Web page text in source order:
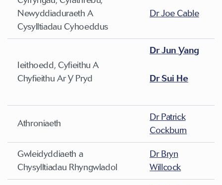
Newyddiaduraeth A
Cysylltiadau Cyhoeddus
Dr Joe Cable
Ieithoedd, Cyfieithu A
Chyfieithu Ar Y Pryd
Dr Jun Yang
Dr Sui He
Athroniaeth
Dr Patrick
Cockburn
Gwleidyddiaeth a
Chysylltiadau Rhyngwladol
Dr Bryn
Willcock